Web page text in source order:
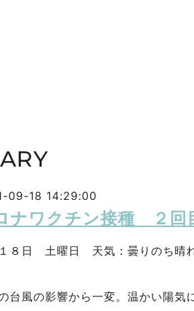
09-18 14:29:00
ナワクチン接種 ２回
８日 土曜日 天気：曇りのち晴
台風の影響から一変。温かい陽気